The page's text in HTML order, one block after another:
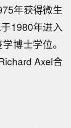
年获得微生
1980年进入
博士学位。
Axel合